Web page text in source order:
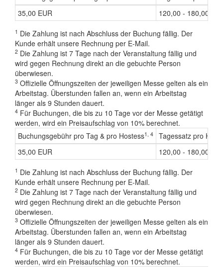
35,00 EUR
120,00 - 180,00
1 Die Zahlung ist nach Abschluss der Buchung fällig. Der
Kunde erhält unsere Rechnung per E-Mail.
2 Die Zahlung ist 7 Tage nach der Veranstaltung fällig und
wird gegen Rechnung direkt an die gebuchte Person
überwiesen.
3 Offizielle Öffnungszeiten der jeweiligen Messe gelten als ein
Arbeitstag. Überstunden fallen an, wenn ein Arbeitstag
länger als 9 Stunden dauert.
4 Für Buchungen, die bis zu 10 Tage vor der Messe getätigt
werden, wird ein Preisaufschlag von 10% berechnet.
Buchungsgebühr pro Tag & pro Hostess1, 4
Tagessatz pro
35,00 EUR
120,00 - 180,00
1 Die Zahlung ist nach Abschluss der Buchung fällig. Der
Kunde erhält unsere Rechnung per E-Mail.
2 Die Zahlung ist 7 Tage nach der Veranstaltung fällig und
wird gegen Rechnung direkt an die gebuchte Person
überwiesen.
3 Offizielle Öffnungszeiten der jeweiligen Messe gelten als ein
Arbeitstag. Überstunden fallen an, wenn ein Arbeitstag
länger als 9 Stunden dauert.
4 Für Buchungen, die bis zu 10 Tage vor der Messe getätigt
werden, wird ein Preisaufschlag von 10% berechnet.